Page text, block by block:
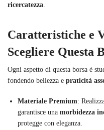
ricercatezza
Caratteristiche e
Scegliere Questa
Ogni aspetto di questa borsa è
fondendo bellezza e praticità
Materiale Premium:
garantisce una morbidezza
protegge con eleganza.